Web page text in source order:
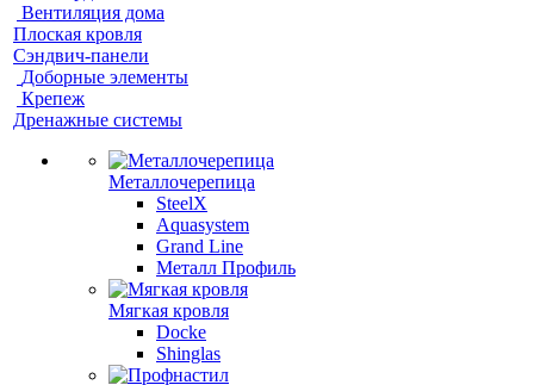
Вентиляция дома
Плоская кровля
Сэндвич-панели
Доборные элементы
Крепеж
Дренажные системы
Металлочерепица
SteelX
Aquasystem
Grand Line
Металл Профиль
Мягкая кровля
Docke
Shinglas